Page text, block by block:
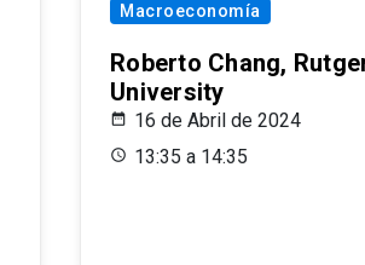
Macroeconomía
Roberto Chang,
University
16 de Abril de 2024
13:35 a 14:35